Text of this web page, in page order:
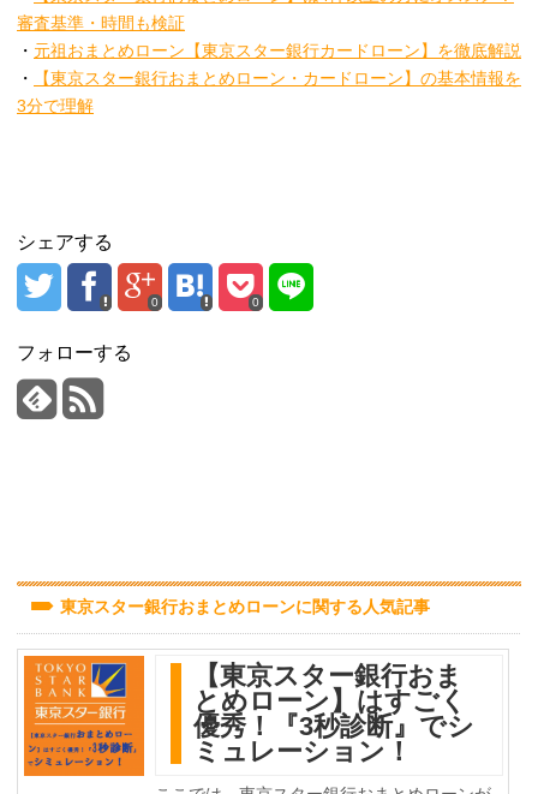
審査基準・時間も検証
・ 元祖おまとめローン【東京スター銀行カードローン】を徹底解説
・
【東京スター銀行おまとめローン・カードローン】の基本情報を
3分で理解
シェアする
0 0
フォローする
東京スター銀行おまとめローンに関する人気記事
【東京スター銀行おま
とめローン】はすごく
優秀！『3秒診断』でシ
ミュレーション！